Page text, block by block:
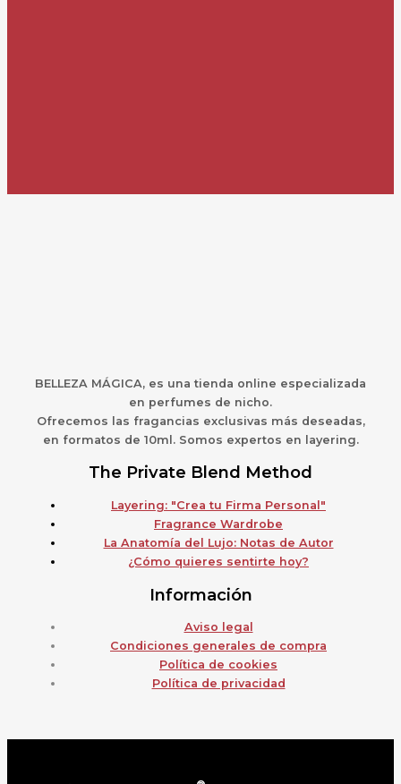
BELLEZA MÁGICA, es una tienda online especializada
en perfumes de nicho.
Ofrecemos las fragancias exclusivas más deseadas,
en formatos de 10ml. Somos expertos en layering.
The Private Blend Method
Layering: "Crea tu Firma Personal"
Fragrance Wardrobe
La Anatomía del Lujo: Notas de Autor
¿Cómo quieres sentirte hoy?
Información
Aviso legal
Condiciones generales de compra
Política de cookies
Política de privacidad